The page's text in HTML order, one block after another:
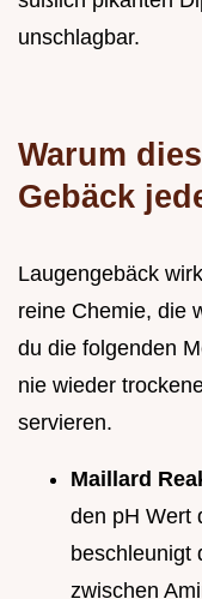
unschlagbar.
Warum
Gebäck
Laugengebäck
reine Chemie, die
du die folgenden
nie wieder
servieren.
Maillard
den pH Wert
beschleunigt
zwischen